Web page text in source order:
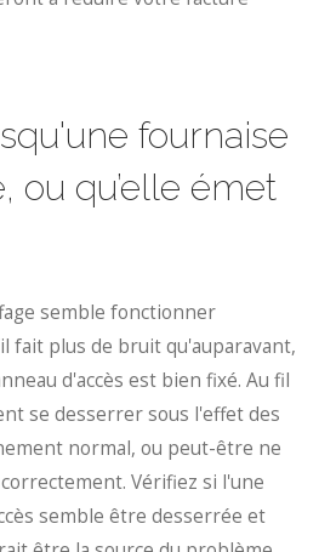
fournaise
ou qu’elle émet
semble fonctionner
fait plus de bruit qu'auparavant,
d'accès est bien fixé. Au fil
se desserrer sous l'effet des
normal, ou peut-être ne
Vérifiez si l'une
semble être desserrée et